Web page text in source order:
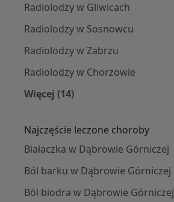
Radiolodzy w Gliwicach
Radiolodzy w Sosnowcu
Radiolodzy w Zabrzu
Radiolodzy w Chorzowie
Więcej (14)
Najczęście leczone choroby
Białaczka w Dąbrowie Górniczej
Ból barku w Dąbrowie Górniczej
Ból biodra w Dąbrowie Górniczej